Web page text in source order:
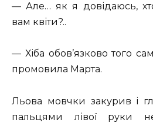
— Але… як я довідаюсь,
вам квіти?..
— Хіба обов’язково того
промовила Марта.
Льова мовчки закурив і
пальцями лівої руки